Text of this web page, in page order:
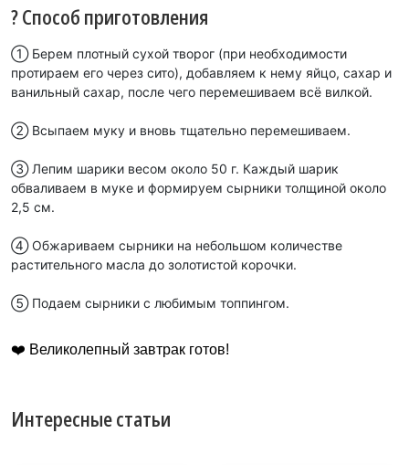
? Способ приготовления
① Берем плотный сухой творог (при необходимости
протираем его через сито), добавляем к нему яйцо, сахар и
ванильный сахар, после чего перемешиваем всё вилкой.
② Всыпаем муку и вновь тщательно перемешиваем.
③ Лепим шарики весом около 50 г. Каждый шарик
обваливаем в муке и формируем сырники толщиной около
2,5 см.
④ Обжариваем сырники на небольшом количестве
растительного масла до золотистой корочки.
⑤ Подаем сырники с любимым топпингом.
❤️ Великолепный завтрак готов!
Интересные статьи